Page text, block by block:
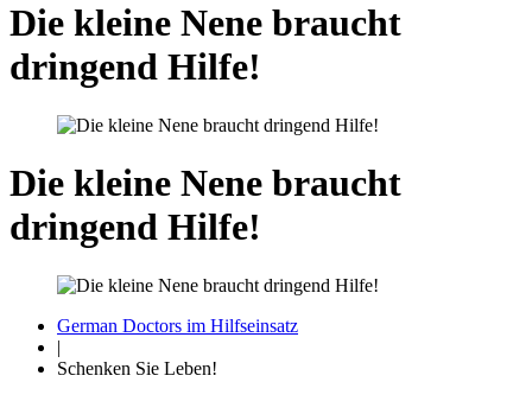
Die kleine Nene braucht
dringend Hilfe!
Die kleine Nene braucht
dringend Hilfe!
German Doctors im Hilfseinsatz
|
Schenken Sie Leben!